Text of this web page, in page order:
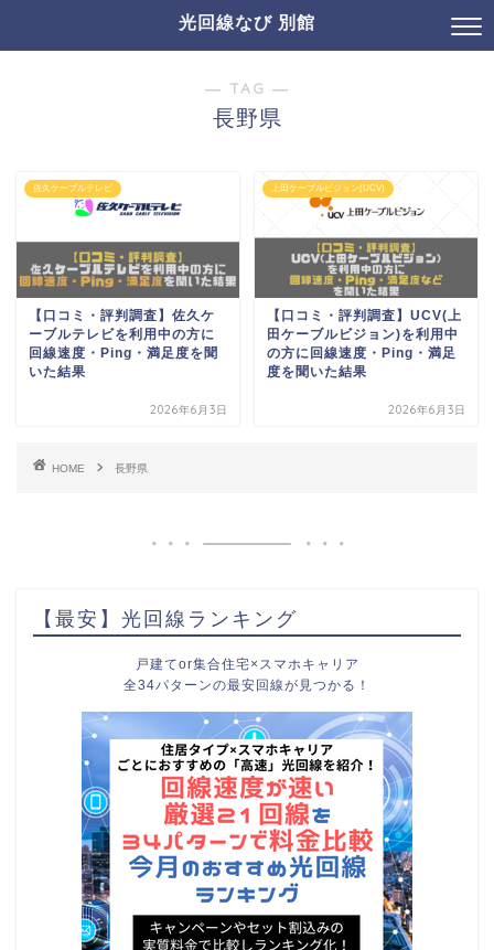
光回線なび 別館
― TAG ―
長野県
佐久ケーブルテレビ
【口コミ・評判調査】佐久ケ
ーブルテレビを利用中の方に
回線速度・Ping・満足度を聞
いた結果
2026年6月3日
上田ケーブルビジョン(UCV)
【口コミ・評判調査】UCV(上
田ケーブルビジョン)を利用中
の方に回線速度・Ping・満足
度を聞いた結果
2026年6月3日
HOME 長野県
【最安】光回線ランキング
戸建てor集合住宅×スマホキャリア
全34パターンの最安回線が見つかる！